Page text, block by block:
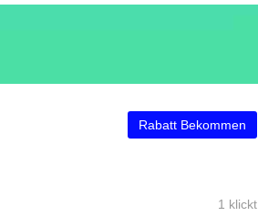
Rabatt Bekommen
1 klickt